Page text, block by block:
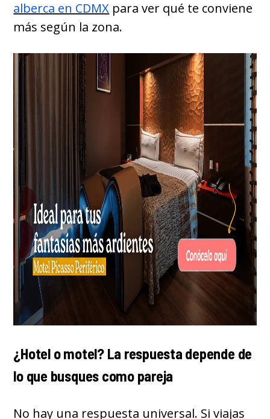
alberca en CDMX para ver qué te conviene
más según la zona.
¿Hotel o motel? La respuesta depende de
lo que busques como pareja
No hay una respuesta universal. Si viajas